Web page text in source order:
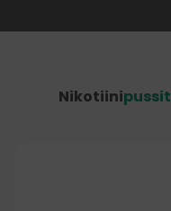
Nikotiinipussit